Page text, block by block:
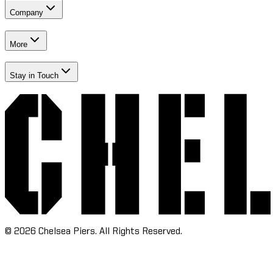
Company​​​​‌ ‍ ​‍​‍‌‍ ‌ ​‍‌‍‍‌‌‍‌ ‌‍‍‌‌‍ ‍​‍​‍​ ‍‍​‍​‍‌ ​ ‌‍​‌‌‍ ‍‌‍‍‌‌ ‌​‌ ‍‌​‍ ‍‌‍‍‌‌‍ ​‍​‍​‍ ​​‍​‍‌‍‍​‌ ​‍‌‍‌‌‌‍‌‍​‍​‍​ ‍‍​‍​‍‌‍‍​‌ ‌​‌ ‌​‌ ​​‌ ​ ​ ‍‍​‍ ​‍ ‌‍​ ‌‍‍​‌‍‌‌‌‍ ​‌ ​ ‌‍‌‌‌‍​‌‌ ​​‌‍‍‌‌‍‌‌‌ ​‍‌ ​ ​‍ ‍‌ ​ ‌‍​‌‌‍ ‍‌‍‍‌‌ ‌​‌ ‍‌​‍ ‍‌ ​ ‌ ‌​‌ ‌‌‌‍‌​‌‍‍‌‌‍ ​‍ ‌‍‍‌‌‍ ‍‌ ‌​‌‍‌‌‌‍ ‍‌ ‌​​‍ ‌‍‌‌‌‍‌​‌‍‍‌‌ ‌​​‍ ‌‍ ‌‌‍ ‌‍‌​‌‍‌‌​ ‌‌ ​​‌ ​‍‌‍‌‌‌ ​ ‌‍‌‌‌‍ ‍‌ ‌​‌‍​‌‌ ‌​‌‍‍‌‌‍ ‌‍ ‍​ ‍ ‌‍‍‌‌‍‌​​ ‌‌‍‌‍‌‍ ‌‍ ‌ ‌​‌‍‌‌‌ ​‍​ ‍ ‌ ‌​‌ ‍‌‌ ​​‌‍‌‌​ ‌‌‍‌‍‌‍ ‌‍ ‌ ‌​‌‍‌‌‌ ​‍​ ‍ ‌ ​​‌‍​‌‌ ‌​‌‍‍​​ ‌‌‍​ ‌‍ ‌‍ ​‌ ‌‌‌‍ ‌‌‍ ‍‌ ​ ​‍‌‌​ ‌‌‌​​‍‌‌ ‌‍‍ ‌‍‌‌‌ ‍‌​‍‌‌​ ​ ‌​‌​​‍‌‌​ ​ ‌​‌​​‍‌‌​ ​‍​ ​‍‌‍​ ​ ​ ​ ‌​​ ​​‌‍​ ​ ‌‍‌‍‌​​ ‌​‌‍‌‍‌‍‌‌‌‍‌‌‌‍‌​​‍‌‌​ ​‍​ ​‍​‍‌‌​ ‌‌‌​‌​​‍ ‍‌ ‌​‌‍‍‌‌ ‌​‌‍ ​‌‍‌‌​ ‌‍​‍‌‍​‌‌ ​ ‌‍‌‌‌‌‌‌‌ ​‍‌‍ ​​ ‌‌‍‍​‌ ‌​‌ ‌​‌ ​​‌ ​ ​‍‌‌​ ​ ‌​​‌​‍‌‌​ ​‍‌​‌‍​‍‌‌​ ​‍‌​‌‍‌‍​ ‌‍‍​‌‍‌‌‌‍ ​‌ ​ ‌‍‌‌‌‍​‌‌ ​​‌‍‍‌‌‍‌‌‌ ​‍‌ ​ ​‍ ‍‌ ​ ‌‍​‌‌‍ ‍‌‍‍‌‌ ‌​‌ ‍‌​‍ ‍‌ ​ ‌ ‌​‌ ‌‌‌‍‌​‌‍‍‌‌‍ ​‍‌‍‌‍‍‌‌‍‌​​ ‌‌‍‌‍‌‍ ‌‍ ‌ ‌​‌‍‌‌‌ ​‍​‍‌‍‌ ‌​‌ ‍‌‌ ​​‌‍‌‌​ ‌‌‍‌‍‌‍ ‌‍ ‌ ‌​‌‍‌‌‌ ​‍​‍‌‍‌ ​​‌‍​‌‌ ‌​‌‍‍​​ ‌‌‍​ ‌‍ ‌‍ ​‌ ‌‌‌‍ ‌‌‍ ‍‌ ​ ​‍‌‌​ ‌‌‌​​‍‌‌ ‌‍‍ ‌‍‌‌‌ ‍‌​‍‌‌​ ​ ‌​‌​​‍‌‌​ ​ ‌​‌​​‍‌‌​ ​‍​ ​‍‌‍​ ​ ​ ​ ‌​​ ​​‌‍​ ​ ‌‍‌‍‌​​ ‌​‌‍‌‍‌‍‌‌‌‍‌‌‌‍‌​​‍‌‌​ ​‍​ ​‍​‍‌‌​ ‌‌‌​‌​​‍ ‍‌ ‌​‌‍‍‌‌ ‌​‌‍ ​‌‍‌‌​‍‌‍‌ ​​‌‍‌‌‌ ​‍‌ ​ ‌ ​​‌‍‌‌‌‍​ ‌ ‌​‌‍‍‌‌ ‌‍‌‍‌‌​ ‌‌ ​​‌ ‌‌‌‍​‍‌‍ ​‌‍‍‌‌ ​ ‌‍‍​‌‍‌‌‌‍‌​​‍​‍‌ ‌
More​​​​‌ ‍ ​‍​‍‌‍ ‌ ​‍‌‍‍‌‌‍‌ ‌‍‍‌‌‍ ‍​‍​‍​ ‍‍​‍​‍‌ ​ ‌‍​‌‌‍ ‍‌‍‍‌‌ ‌​‌ ‍‌​‍ ‍‌‍‍‌‌‍ ​‍​‍​‍ ​​‍​‍‌‍‍​‌ ​‍‌‍‌‌‌‍‌‍​‍​‍​ ‍‍​‍​‍‌‍‍​‌ ‌​‌ ‌​‌ ​​‌ ​ ​ ‍‍​‍ ​‍ ‌‍​ ‌‍‍​‌‍‌‌‌‍ ​‌ ​ ‌‍‌‌‌‍​‌‌ ​​‌‍‍‌‌‍‌‌‌ ​‍‌ ​ ​‍ ‍‌ ​ ‌‍​‌‌‍ ‍‌‍‍‌‌ ‌​‌ ‍‌​‍ ‍‌ ​ ‌ ‌​‌ ‌‌‌‍‌​‌‍‍‌‌‍ ​‍ ‌‍‍‌‌‍ ‍‌ ‌​‌‍‌‌‌‍ ‍‌ ‌​​‍ ‌‍‌‌‌‍‌​‌‍‍‌‌ ‌​​‍ ‌‍ ‌‌‍ ‌‍‌​‌‍‌‌​ ‌‌ ​​‌ ​‍‌‍‌‌‌ ​ ‌‍‌‌‌‍ ‍‌ ‌​‌‍​‌‌ ‌​‌‍‍‌‌‍ ‌‍ ‍​ ‍ ‌‍‍‌‌‍‌​​ ‌‌‍‌‍‌‍ ‌‍ ‌ ‌​‌‍‌‌‌ ​‍​ ‍ ‌ ‌​‌ ‍‌‌ ​​‌‍‌‌​ ‌‌‍‌‍‌‍ ‌‍ ‌ ‌​‌‍‌‌‌ ​‍​ ‍ ‌ ​​‌‍​‌‌ ‌​‌‍‍​​ ‌‌‍​ ‌‍ ‌‍ ​‌ ‌‌‌‍ ‌‌‍ ‍‌ ​ ​‍‌‌​ ‌‌‌​​‍‌‌ ‌‍‍ ‌‍‌‌‌ ‍‌​‍‌‌​ ​ ‌​‌​​‍‌‌​ ​ ‌​‌​​‍‌‌​ ​‍​ ​‍​ ‌‌​ ​ ​ ‌‌​ ‍‌‌‍​ ​ ​‍‌‍‌​​ ‍​‌‍​‌​ ‍​​ ​ ​ ​ ​‍‌‌​ ​‍​ ​‍​‍‌‌​ ‌‌‌​‌​​‍ ‍‌ ‌​‌‍‍‌‌ ‌​‌‍ ​‌‍‌‌​ ‌‍​‍‌‍​‌‌ ​ ‌‍‌‌‌‌‌‌‌ ​‍‌‍ ​​ ‌‌‍‍​‌ ‌​‌ ‌​‌ ​​‌ ​ ​‍‌‌​ ​ ‌​​‌​‍‌‌​ ​‍‌​‌‍​‍‌‌​ ​‍‌​‌‍‌‍​ ‌‍‍​‌‍‌‌‌‍ ​‌ ​ ‌‍‌‌‌‍​‌‌ ​​‌‍‍‌‌‍‌‌‌ ​‍‌ ​ ​‍ ‍‌ ​ ‌‍​‌‌‍ ‍‌‍‍‌‌ ‌​‌ ‍‌​‍ ‍‌ ​ ‌ ‌​‌ ‌‌‌‍‌​‌‍‍‌‌‍ ​‍‌‍‌‍‍‌‌‍‌​​ ‌‌‍‌‍‌‍ ‌‍ ‌ ‌​‌‍‌‌‌ ​‍​‍‌‍‌ ‌​‌ ‍‌‌ ​​‌‍‌‌​ ‌‌‍‌‍‌‍ ‌‍ ‌ ‌​‌‍‌‌‌ ​‍​‍‌‍‌ ​​‌‍​‌‌ ‌​‌‍‍​​ ‌‌‍​ ‌‍ ‌‍ ​‌ ‌‌‌‍ ‌‌‍ ‍‌ ​ ​‍‌‌​ ‌‌‌​​‍‌‌ ‌‍‍ ‌‍‌‌‌ ‍‌​‍‌‌​ ​ ‌​‌​​‍‌‌​ ​ ‌​‌​​‍‌‌​ ​‍​ ​‍​ ‌‌​ ​ ​ ‌‌​ ‍‌‌‍​ ​ ​‍‌‍‌​​ ‍​‌‍​‌​ ‍​​ ​ ​ ​ ​‍‌‌​ ​‍​ ​‍​‍‌‌​ ‌‌‌​‌​​‍ ‍‌ ‌​‌‍‍‌‌ ‌​‌‍ ​‌‍‌‌​‍‌‍‌ ​​‌‍‌‌‌ ​‍‌ ​ ‌ ​​‌‍‌‌‌‍​ ‌ ‌​‌‍‍‌‌ ‌‍‌‍‌‌​ ‌‌ ​​‌ ‌‌‌‍​‍‌‍ ​‌‍‍‌‌ ​ ‌‍‍​‌‍‌‌‌‍‌​​‍​‍‌ ‌
Stay in Touch​​​​‌ ‍ ​‍​‍‌‍ ‌ ​‍‌‍‍‌‌‍‌ ‌‍‍‌‌‍ ‍​‍​‍​ ‍‍​‍​‍‌ ​ ‌‍​‌‌‍ ‍‌‍‍‌‌ ‌​‌ ‍‌​‍ ‍‌‍‍‌‌‍ ​‍​‍​‍ ​​‍​‍‌‍‍​‌ ​‍‌‍‌‌‌‍‌‍​‍​‍​ ‍‍​‍​‍‌‍‍​‌ ‌​‌ ‌​‌ ​​‌ ​ ​ ‍‍​‍ ​‍ ‌‍​ ‌‍‍​‌‍‌‌‌‍ ​‌ ​ ‌‍‌‌‌‍​‌‌ ​​‌‍‍‌‌‍‌‌‌ ​‍‌ ​ ​‍ ‍‌ ​ ‌‍​‌‌‍ ‍‌‍‍‌‌ ‌​‌ ‍‌​‍ ‍‌ ​ ‌ ‌​‌ ‌‌‌‍‌​‌‍‍‌‌‍ ​‍ ‌‍‍‌‌‍ ‍‌ ‌​‌‍‌‌‌‍ ‍‌ ‌​​‍ ‌‍‌‌‌‍‌​‌‍‍‌‌ ‌​​‍ ‌‍ ‌‌‍ ‌‍‌​‌‍‌‌​ ‌‌ ​​‌ ​‍‌‍‌‌‌ ​ ‌‍‌‌‌‍ ‍‌ ‌​‌‍​‌‌ ‌​‌‍‍‌‌‍ ‌‍ ‍​ ‍ ‌‍‍‌‌‍‌​​ ‌‌‍‌‍‌‍ ‌‍ ‌ ‌​‌‍‌‌‌ ​‍​ ‍ ‌ ‌​‌ ‍‌‌ ​​‌‍‌‌​ ‌‌‍‌‍‌‍ ‌‍ ‌ ‌​‌‍‌‌‌ ​‍​ ‍ ‌ ​​‌‍​‌‌ ‌​‌‍‍​​ ‌‌‍​ ‌‍ ‌‍ ​‌ ‌‌‌‍ ‌‌‍ ‍‌ ​ ​‍‌‌​ ‌‌‌​​‍‌‌ ‌‍‍ ‌‍‌‌‌ ‍‌​‍‌‌​ ​ ‌​‌​​‍‌‌​ ​ ‌​‌​​‍‌‌​ ​‍​ ​‍​ ‍​‌‍​‍‌‍‌​​ ​‌‌‍​‍‌‍‌‌‌‍‌‌‌‍‌​‌‍​‌​ ​‍‌‍‌‌‌‍​‌​‍‌‌​ ​‍​ ​‍​‍‌‌​ ‌‌‌​‌​​‍ ‍‌ ‌​‌‍‍‌‌ ‌​‌‍ ​‌‍‌‌​ ‌‍​‍‌‍​‌‌ ​ ‌‍‌‌‌‌‌‌‌ ​‍‌‍ ​​ ‌‌‍‍​‌ ‌​‌ ‌​‌ ​​‌ ​ ​‍‌‌​ ​ ‌​​‌​‍‌‌​ ​‍‌​‌‍​‍‌‌​ ​‍‌​‌‍‌‍​ ‌‍‍​‌‍‌‌‌‍ ​‌ ​ ‌‍‌‌‌‍​‌‌ ​​‌‍‍‌‌‍‌‌‌ ​‍‌ ​ ​‍ ‍‌ ​ ‌‍​‌‌‍ ‍‌‍‍‌‌ ‌​‌ ‍‌​‍ ‍‌ ​ ‌ ‌​‌ ‌‌‌‍‌​‌‍‍‌‌‍ ​‍‌‍‌‍‍‌‌‍‌​​ ‌‌‍‌‍‌‍ ‌‍ ‌ ‌​‌‍‌‌‌ ​‍​‍‌‍‌ ‌​‌ ‍‌‌ ​​‌‍‌‌​ ‌‌‍‌‍‌‍ ‌‍ ‌ ‌​‌‍‌‌‌ ​‍​‍‌‍‌ ​​‌‍​‌‌ ‌​‌‍‍​​ ‌‌‍​ ‌‍ ‌‍ ​‌ ‌‌‌‍ ‌‌‍ ‍‌ ​ ​‍‌‌​ ‌‌‌​​‍‌‌ ‌‍‍ ‌‍‌‌‌ ‍‌​‍‌‌​ ​ ‌​‌​​‍‌‌​ ​ ‌​‌​​‍‌‌​ ​‍​ ​‍​ ‍​‌‍​‍‌‍‌​​ ​‌‌‍​‍‌‍‌‌‌‍‌‌‌‍‌​‌‍​‌​ ​‍‌‍‌‌‌‍​‌​‍‌‌​ ​‍​ ​‍​‍‌‌​ ‌‌‌​‌​​‍ ‍‌ ‌​‌‍‍‌‌ ‌​‌‍ ​‌‍‌‌​‍‌‍‌ ​​‌‍‌‌‌ ​‍‌ ​ ‌ ​​‌‍‌‌‌‍​ ‌ ‌​‌‍‍‌‌ ‌‍‌‍‌‌​ ‌‌ ​​‌ ‌‌‌‍​‍‌‍ ​‌‍‍‌‌ ​ ‌‍‍​‌‍‌‌‌‍‌​​‍​‍‌ ‌
© 2026 Chelsea Piers. All Rights Reserved.​​​​‌ ‍ ​‍​‍‌‍ ‌ ​‍‌‍‍‌‌‍‌ ‌‍‍‌‌‍ ‍​‍​‍​ ‍‍​‍​‍‌ ​ ‌‍​‌‌‍ ‍‌‍‍‌‌ ‌​‌ ‍‌​‍ ‍‌‍‍‌‌‍ ​‍​‍​‍ ​​‍​‍‌‍‍​‌ ​‍‌‍‌‌‌‍‌‍​‍​‍​ ‍‍​‍​‍‌‍‍​‌ ‌​‌ ‌​‌ ​​‌ ​ ​ ‍‍​‍ ​‍ ‌‍​ ‌‍‍​‌‍‌‌‌‍ ​‌ ​ ‌‍‌‌‌‍​‌‌ ​​‌‍‍‌‌‍‌‌‌ ​‍‌ ​ ​‍ ‍‌ ​ ‌‍​‌‌‍ ‍‌‍‍‌‌ ‌​‌ ‍‌​‍ ‍‌ ​ ‌ ‌​‌ ‌‌‌‍‌​‌‍‍‌‌‍ ​‍ ‌‍‍‌‌‍ ‍‌ ‌​‌‍‌‌‌‍ ‍‌ ‌​​‍ ‌‍‌‌‌‍‌​‌‍‍‌‌ ‌​​‍ ‌‍ ‌‌‍ ‌‍‌​‌‍‌‌​ ‌‌ ​​‌ ​‍‌‍‌‌‌ ​ ‌‍‌‌‌‍ ‍‌ ‌​‌‍​‌‌ ‌​‌‍‍‌‌‍ ‌‍ ‍​ ‍ ‌‍‍‌‌‍‌​​ ‌‌‍‌‍‌‍ ‌‍ ‌ ‌​‌‍‌‌‌ ​‍​ ‍ ‌ ‌​‌ ‍‌‌ ​​‌‍‌‌​ ‌‌‍‌‍‌‍ ‌‍ ‌ ‌​‌‍‌‌‌ ​‍​ ‍ ‌ ​​‌‍​‌‌ ‌​‌‍‍​​ ‌‌ ​ ‌ ‌‌‌‍​‍‌ ‌​‌‍‍‌‌ ‌​‌‍ ​‌‍‌‌​ ‌‍​‍‌‍​‌‌ ​ ‌‍‌‌‌‌‌‌‌ ​‍‌‍ ​​ ‌‌‍‍​‌ ‌​‌ ‌​‌ ​​‌ ​ ​‍‌‌​ ​ ‌​​‌​‍‌‌​ ​‍‌​‌‍​‍‌‌​ ​‍‌​‌‍‌‍​ ‌‍‍​‌‍‌‌‌‍ ​‌ ​ ‌‍‌‌‌‍​‌‌ ​​‌‍‍‌‌‍‌‌‌ ​‍‌ ​ ​‍ ‍‌ ​ ‌‍​‌‌‍ ‍‌‍‍‌‌ ‌​‌ ‍‌​‍ ‍‌ ​ ‌ ‌​‌ ‌‌‌‍‌​‌‍‍‌‌‍ ​‍‌‍‌‍‍‌‌‍‌​​ ‌‌‍‌‍‌‍ ‌‍ ‌ ‌​‌‍‌‌‌ ​‍​‍‌‍‌ ‌​‌ ‍‌‌ ​​‌‍‌‌​ ‌‌‍‌‍‌‍ ‌‍ ‌ ‌​‌‍‌‌‌ ​‍​‍‌‍‌ ​​‌‍​‌‌ ‌​‌‍‍​​ ‌‌ ​ ‌ ‌‌‌‍​‍‌ ‌​‌‍‍‌‌ ‌​‌‍ ​‌‍‌‌​‍‌‍‌ ​​‌‍‌‌‌ ​‍‌ ​ ‌ ​​‌‍‌‌‌‍​ ‌ ‌​‌‍‍‌‌ ‌‍‌‍‌‌​ ‌‌ ​​‌ ‌‌‌‍​‍‌‍ ​‌‍‍‌‌ ​ ‌‍‍​‌‍‌‌‌‍‌​​‍​‍‌ ‌